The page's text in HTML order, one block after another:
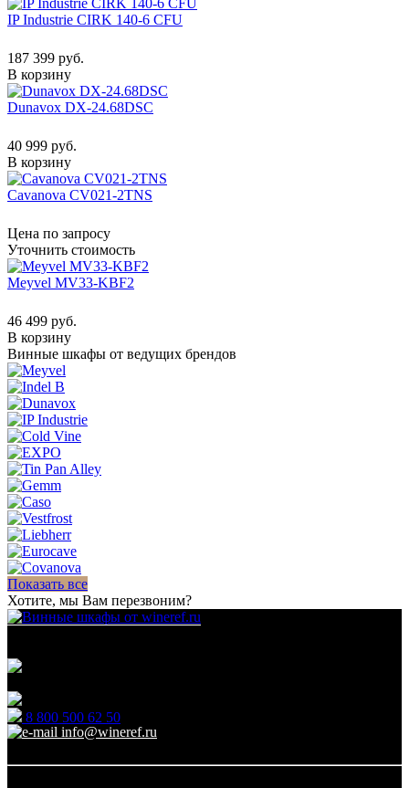
IP Industrie CIRK 140-6 CFU
187 399 руб.
В корзину
Dunavox DX-24.68DSC
40 999 руб.
В корзину
Cavanova CV021-2TNS
Цена по запросу
Уточнить стоимость
Meyvel MV33-KBF2
46 499 руб.
В корзину
Винные шкафы от ведущих брендов
Показать все
Хотите, мы Вам перезвоним?
8 800 500 62 50
info@wineref.ru